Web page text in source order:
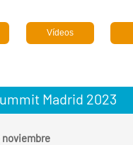
Vídeos
Madrid 2023
noviembre